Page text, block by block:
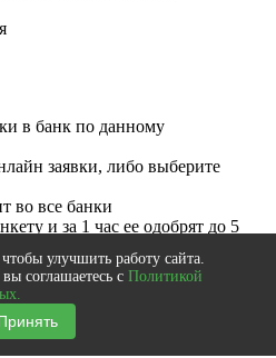
в банк по данному
заявки, либо выберите
во все банки
и за 1 час ее одобрят до 5
по ссылке:
улучшить работу сайта.
соглашаетесь с Политикой